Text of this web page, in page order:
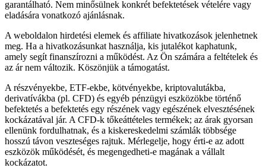
garantálható. Nem minősülnek konkrét befektetések vételére vagy
eladására vonatkozó ajánlásnak.
A weboldalon hirdetési elemek és affiliate hivatkozások jelenhetnek
meg. Ha a hivatkozásunkat használja, kis jutalékot kaphatunk,
amely segít finanszírozni a működést. Az Ön számára a feltételek és
az ár nem változik. Köszönjük a támogatást.
A részvényekbe, ETF-ekbe, kötvényekbe, kriptovalutákba,
derivatívákba (pl. CFD) és egyéb pénzügyi eszközökbe történő
befektetés a befektetés egy részének vagy egészének elvesztésének
kockázatával jár. A CFD-k tőkeáttételes termékek; az árak gyorsan
ellenünk fordulhatnak, és a kiskereskedelmi számlák többsége
hosszú távon veszteséges rajtuk. Mérlegelje, hogy érti-e az adott
eszközök működését, és megengedheti-e magának a vállalt
kockázatot.